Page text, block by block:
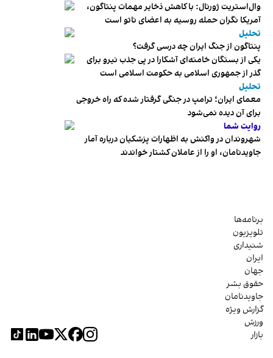
وال‌استریت ژورنال: با کاهش ذخایر مهمات پنتاگون،
آمریکا نگران حمله روسیه به اعضای ناتو‌ است
تحلیل
پنتاگون از جنگ ایران چه درسی گرفت؟
یکی از بستگان خامنه‌ای آشکارا در پی جذب نیرو برای
گذر از جمهوری اسلامی به حکومت اسلامی است
تحلیل
معمای ایران؛ ترامپ در جنگی گرفتار شده که راه خروجی
برای آن دیده نمی‌شود
روایت شما
شهروندان در واکنش به اظهارات پزشکیان درباره آمار
جاویدنامان، او را از عاملان کشتار خواندند
برنامه‌ها
تلویزیون
شنیداری
ایران
جهان
حقوق بشر
جاویدنامان
گزارش ویژه
ورزش
بازار